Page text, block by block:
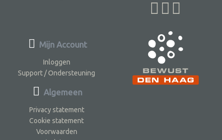
Mijn Account
Inloggen
Support / Ondersteuning
Algemeen
Privacy statement
Cookie statement
Voorwaarden